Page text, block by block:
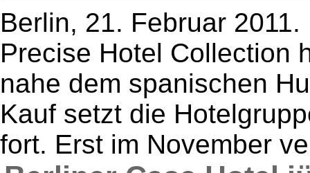
Berlin, 21. Februar
Precise Hotel Collection
nahe dem spanischen
Kauf setzt die
fort. Erst im November